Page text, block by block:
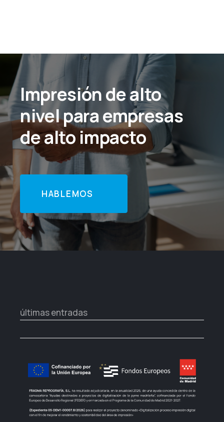
Impresión de alto
nivel para empresas
de alto impacto
HABLEMOS
últimas entradas